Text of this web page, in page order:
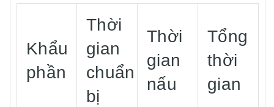
Khẩu
phần
Thời
gian
chuẩn
bị
Thời
gian
nấu
Tổng
thời
gian